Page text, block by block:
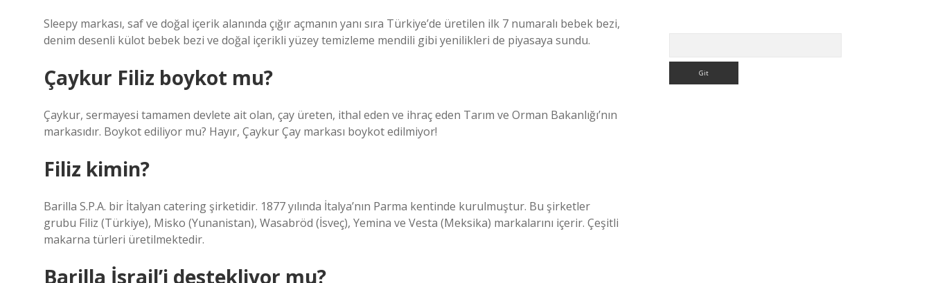
Sleepy markası, saf ve doğal içerik alanında çığır açmanın yanı sıra Türkiye’de üretilen ilk 7 numaralı bebek bezi,
denim desenli külot bebek bezi ve doğal içerikli yüzey temizleme mendili gibi yenilikleri de piyasaya sundu.
Çaykur Filiz boykot mu?
Çaykur, sermayesi tamamen devlete ait olan, çay üreten, ithal eden ve ihraç eden Tarım ve Orman Bakanlığı’nın
markasıdır. Boykot ediliyor mu? Hayır, Çaykur Çay markası boykot edilmiyor!
Filiz kimin?
Barilla S.P.A. bir İtalyan catering şirketidir. 1877 yılında İtalya’nın Parma kentinde kurulmuştur. Bu şirketler
grubu Filiz (Türkiye), Misko (Yunanistan), Wasabröd (İsveç), Yemina ve Vesta (Meksika) markalarını içerir. Çeşitli
makarna türleri üretilmektedir.
Barilla İsrail’i destekliyor mu?